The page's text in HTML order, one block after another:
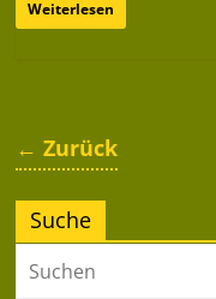
Weiterlesen
← Zurück
Suche